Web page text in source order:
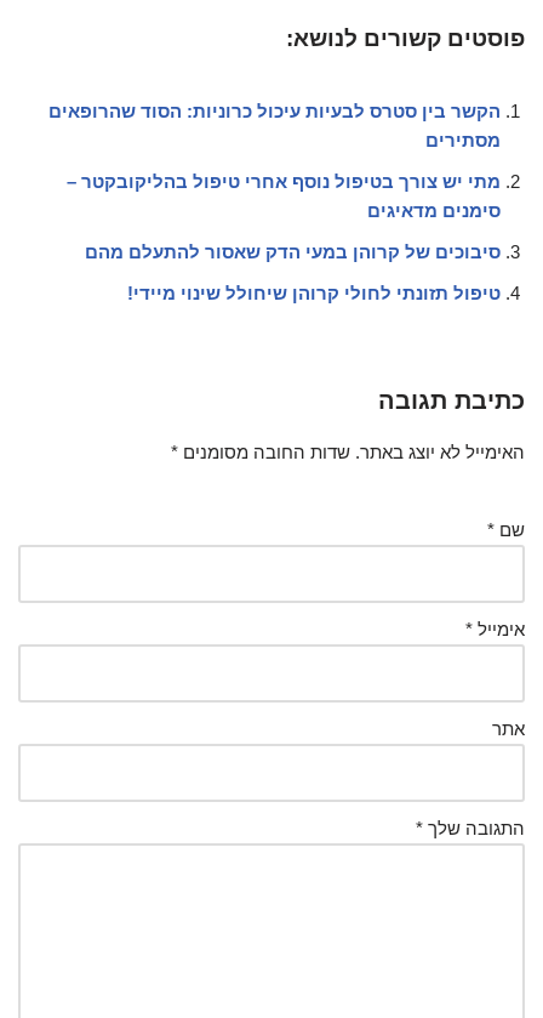
פוסטים קשורים לנושא:
הקשר בין סטרס לבעיות עיכול כרוניות: הסוד שהרופאים
מסתירים
מתי יש צורך בטיפול נוסף אחרי טיפול בהליקובקטר –
סימנים מדאיגים
סיבוכים של קרוהן במעי הדק שאסור להתעלם מהם
טיפול תזונתי לחולי קרוהן שיחולל שינוי מיידי!
כתיבת תגובה
האימייל לא יוצג באתר. שדות החובה מסומנים *
שם *
אימייל *
אתר
התגובה שלך *